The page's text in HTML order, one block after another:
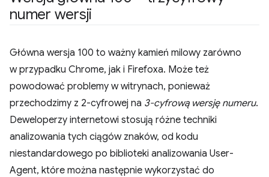
numer wersji
Główna wersja 100 to ważny kamień milowy zarówno
w przypadku Chrome, jak i Firefoxa. Może też
powodować problemy w witrynach, ponieważ
przechodzimy z 2-cyfrowej na 3-cyfrową wersję numeru.
Deweloperzy internetowi stosują różne techniki
analizowania tych ciągów znaków, od kodu
niestandardowego po biblioteki analizowania User-
Agent, które można następnie wykorzystać do